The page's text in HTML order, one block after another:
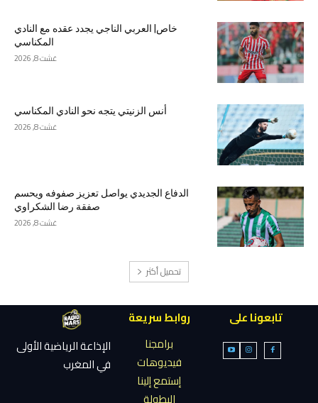
خاص| العربي الناجي يجدد عقده مع النادي
المكناسي
غشت 8, 2026
أنس الزنيتي يتجه نحو النادي المكناسي
غشت 8, 2026
الدفاع الجديدي يواصل تعزيز صفوفه ويحسم
صفقة رضا الشكراوي
غشت 8, 2026
تحميل أكثر
تابعونا على
روابط سريعة
برامجنا
فيديوهات
إستمع إلينا
الإذاعة الرياضية الأولى
في المغرب